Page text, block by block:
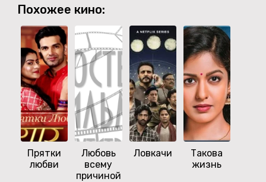
Похожее кино:
Прятки
любви
Любовь
всему
причиной
Ловкачи
Такова
жизнь